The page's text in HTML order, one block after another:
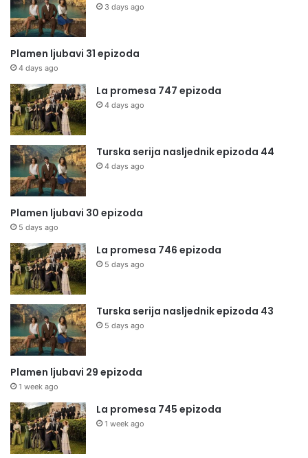
3 days ago
Plamen ljubavi 31 epizoda
4 days ago
La promesa 747 epizoda
4 days ago
Turska serija nasljednik epizoda 44
4 days ago
Plamen ljubavi 30 epizoda
5 days ago
La promesa 746 epizoda
5 days ago
Turska serija nasljednik epizoda 43
5 days ago
Plamen ljubavi 29 epizoda
1 week ago
La promesa 745 epizoda
1 week ago